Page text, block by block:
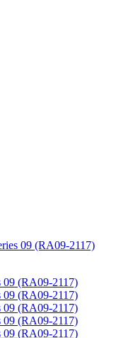
09 (RA09-2117)